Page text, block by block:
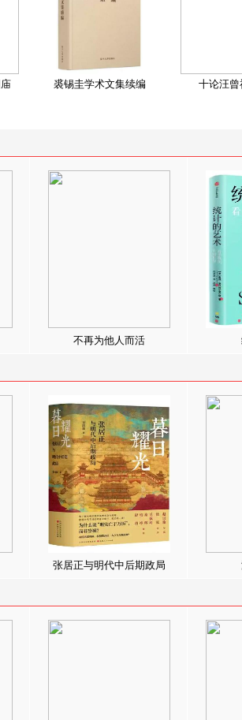
裘锡圭学术文集续编 十论汪曾
不再为他人而活
张居正与明代中后期政局